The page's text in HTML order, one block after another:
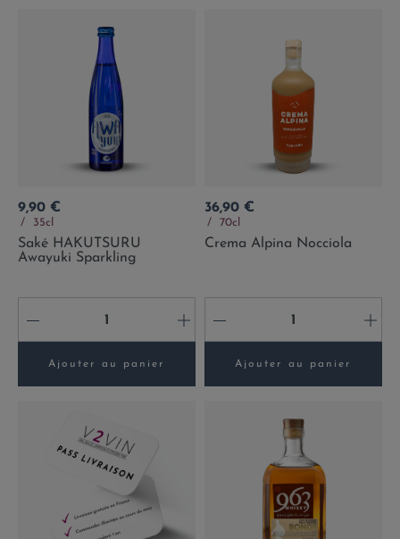
Prix
9,90 €
35cl
Saké HAKUTSURU
Awayuki Sparkling
- +
Ajouter au panier
Prix
36,90 €
70cl
Crema Alpina Nocciola
- +
Ajouter au panier